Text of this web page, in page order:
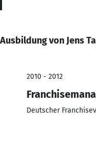
Ausbildung von Jens
2010 - 2012
Deutscher